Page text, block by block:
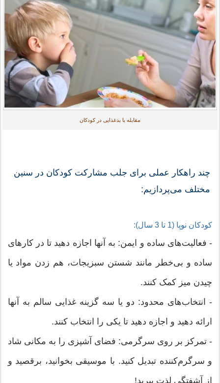
مقابله با بدغذایی در کودکان
چند راهکار عملی برای جلب مشارکت کودکان در سنین
مختلف می‌پردازیم:
کودکان نوپا (1 تا 3 سال):
- فعالیت‌های ساده و ایمن: به آنها اجازه دهید تا در کارهای
ساده و بی‌خطر مانند شستن سبزیجات، هم زدن مواد یا
چیدن میز کمک کنند.
- انتخاب‌های محدود: دو یا سه گزینه غذایی سالم به آنها
ارائه دهید و اجازه دهید تا یکی را انتخاب کنند.
- تمرکز بر روی سرگرمی: فضای آشپزی را به مکانی شاد
و سرگرم‌کننده تبدیل کنید. با موسیقی بخوانید، برقصید و
از آشفتگی لذت ببرید!